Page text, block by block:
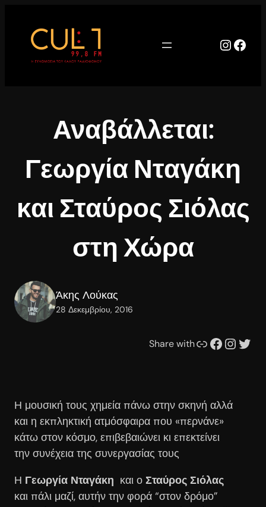
περιεχόμενο
Αναβάλλεται:
Γεωργία Νταγάκη
και Σταύρος Σιόλας
στη Χώρα
Άκης Λούκας
28 Δεκεμβρίου, 2016
Share withΣυνδέσμου Facebook Instagram Twitter
Η μουσική τους χημεία πάνω στην σκηνή αλλά
και η εκπληκτική ατμόσφαιρα που «περνάνε»
κάτω στον κόσμο, επιβεβαιώνει κι επεκτείνει
την συνέχεια της συνεργασίας τους
Η Γεωργία Νταγάκη και ο Σταύρος Σιόλας
και πάλι μαζί, αυτήν την φορά “στον δρόμο”